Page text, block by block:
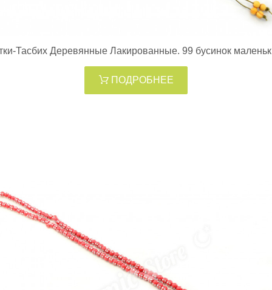
Тасбих Деревянные Лакированные. 99 бусинок
ПОДРОБНЕЕ